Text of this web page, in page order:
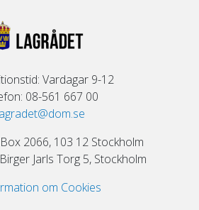
Vardagar 9-12
08-561 667 00
2066, 103 12 Stockholm
Jarls Torg 5, Stockholm
om Cookies